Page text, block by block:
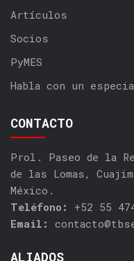
Artículos
Socios
PyMES
Habla con un
CONTACTO
Prol. Paseo de la
de las Lomas,
México.
Teléfono:
+52 55
Email:
ALIADOS